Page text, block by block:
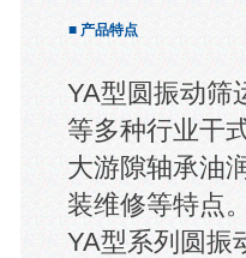
■ 产品特点
YA型圆振动筛
等多种行业干
大游隙轴承油
装维修等特点
YA型系列圆振